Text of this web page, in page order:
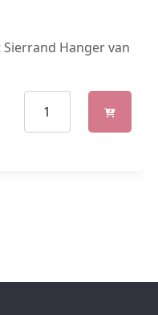
Hanger van